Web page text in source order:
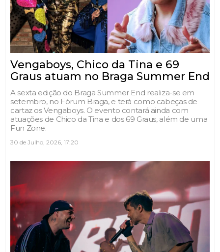
Vengaboys, Chico da Tina e 69
Graus atuam no Braga Summer End
A sexta edição do Braga Summer End realiza-se em
setembro, no Fórum Braga, e terá como cabeças de
cartaz os Vengaboys. O evento contará ainda com
atuações de Chico da Tina e dos 69 Graus, além de uma
Fun Zone.
30 de Julho, 2026, 17:20